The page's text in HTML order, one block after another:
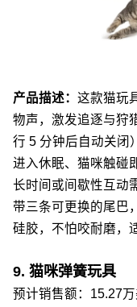
产品描述： 这款猫玩
物声，激发追逐与狩
行 5 分钟后自动关闭
进入休眠、猫咪触碰
长时间或间歇性互动
带三条可更换的尾巴
硅胶，不怕咬耐磨，
9. 猫咪弹簧玩具
预计销售额：15.27万